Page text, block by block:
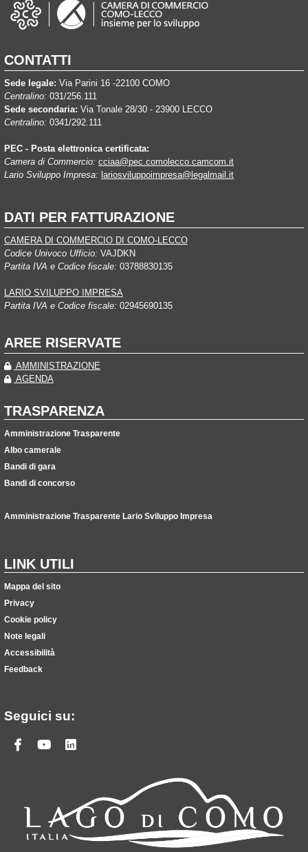
CONTATTI
Sede legale: Via Parini 16 -22100 COMO
Centralino: 031/256.111
Sede secondaria: Via Tonale 28/30 - 23900 LECCO
Centralino: 0341/292.111
PEC - Posta elettronica certificata:
Camera di Commercio: cciaa@pec.comolecco.camcom.it
Lario Sviluppo Impresa: lariosviluppoimpresa@legalmail.it
DATI PER FATTURAZIONE
CAMERA DI COMMERCIO DI COMO-LECCO
Codice Univoco Ufficio: VAJDKN
Partita IVA e Codice fiscale: 03788830135
LARIO SVILUPPO IMPRESA
Partita IVA e Codice fiscale: 02945690135
AREE RISERVATE
AMMINISTRAZIONE
AGENDA
TRASPARENZA
Amministrazione Trasparente
Albo camerale
Bandi di gara
Bandi di concorso
Amministrazione Trasparente Lario Sviluppo Impresa
LINK UTILI
Mappa del sito
Privacy
Cookie policy
Note legali
Accessibilità
Feedback
Seguici su:
Facebook
Youtube